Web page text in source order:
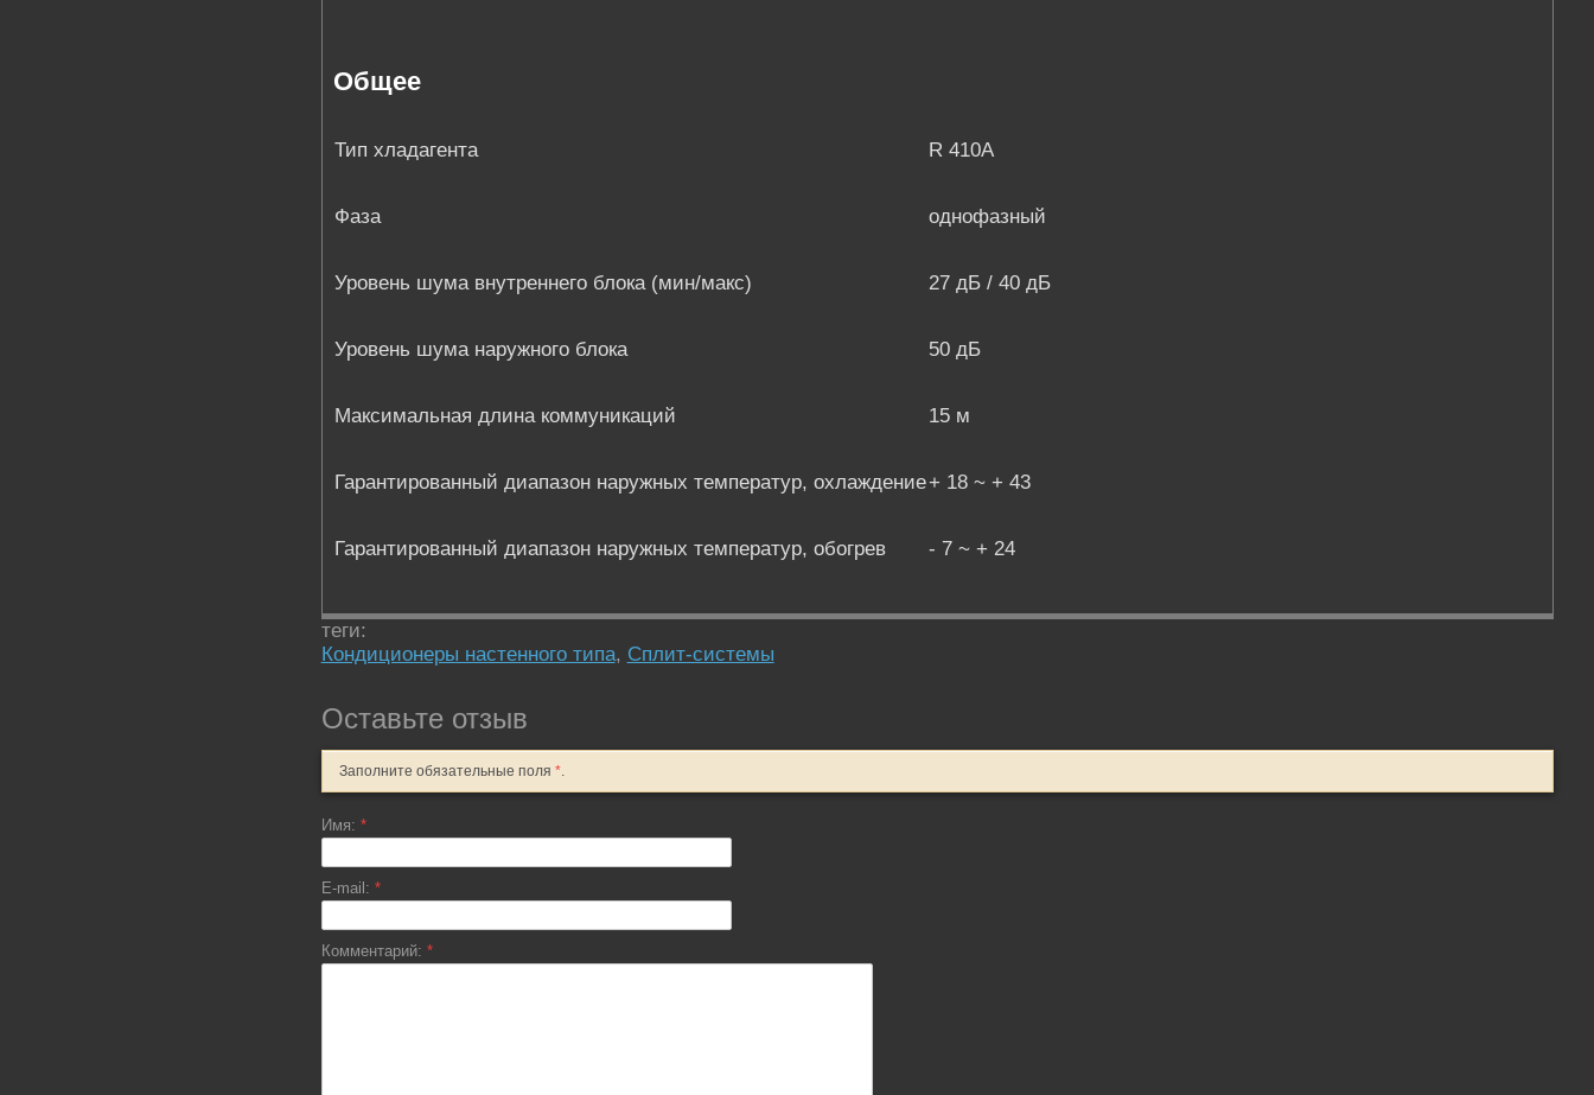
Общее
Тип хладагента R 410A
Фаза однофазный
Уровень шума внутреннего блока (мин/макс) 27 дБ / 40 дБ
Уровень шума наружного блока 50 дБ
Максимальная длина коммуникаций 15 м
Гарантированный диапазон наружных температур, охлаждение+ 18 ~ + 43
Гарантированный диапазон наружных температур, обогрев - 7 ~ + 24
теги:
Кондиционеры настенного типа, Сплит-системы
Оставьте отзыв
Заполните обязательные поля *.
Имя: *
E-mail: *
Комментарий: *